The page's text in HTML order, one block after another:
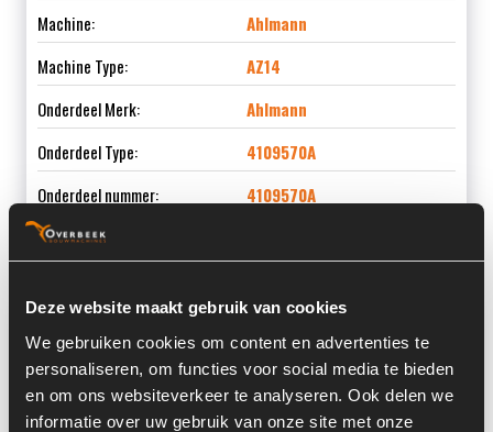
Deze website maakt gebruik van cookies
We gebruiken cookies om content en advertenties te
personaliseren, om functies voor social media te bieden
en om ons websiteverkeer te analyseren. Ook delen we
informatie over uw gebruik van onze site met onze
Machine:
Ahlmann
Machine Type:
AZ14
Onderdeel Merk:
Ahlmann
Onderdeel Type:
4109570A
Onderdeel nummer:
4109570A
Informatie
Locatie:
4H5
Past op de volgende machines:
Ahlmann AZ 14